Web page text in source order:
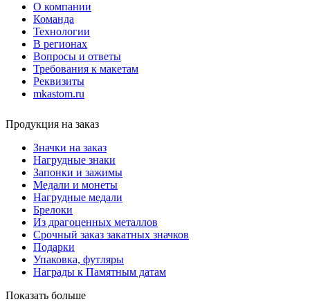
О компании
Команда
Технологии
В регионах
Вопросы и ответы
Требования к макетам
Реквизиты
mkastom.ru
Продукция на заказ
Значки на заказ
Нагрудные знаки
Запонки и зажимы
Медали и монеты
Нагрудные медали
Брелоки
Из драгоценных металлов
Срочный заказ закатных значков
Подарки
Упаковка, футляры
Награды к Памятным датам
Показать больше